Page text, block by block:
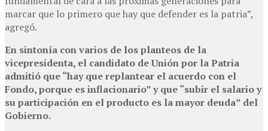
marcar que lo primero que hay que defender es la patria”,
agregó.
En sintonía con varios de los planteos de la
vicepresidenta, el candidato de Unión por la Patria
admitió que “hay que replantear el acuerdo con el
Fondo, porque es inflacionario” y que “subir el salario y
su participación en el producto es la mayor deuda” del
Gobierno.